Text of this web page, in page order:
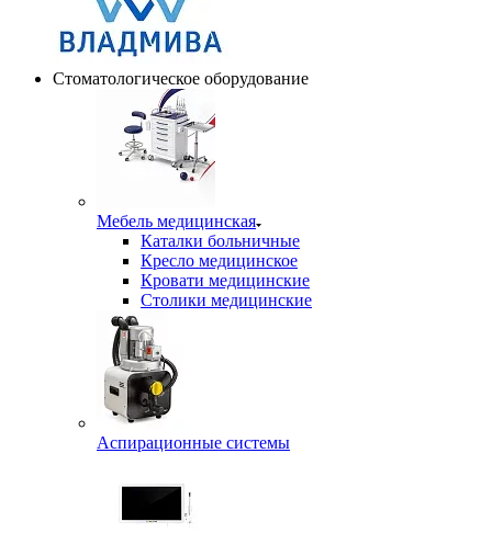
Стоматологическое оборудование
Мебель медицинская
Каталки больничные
Кресло медицинское
Кровати медицинские
Столики медицинские
Аспирационные системы